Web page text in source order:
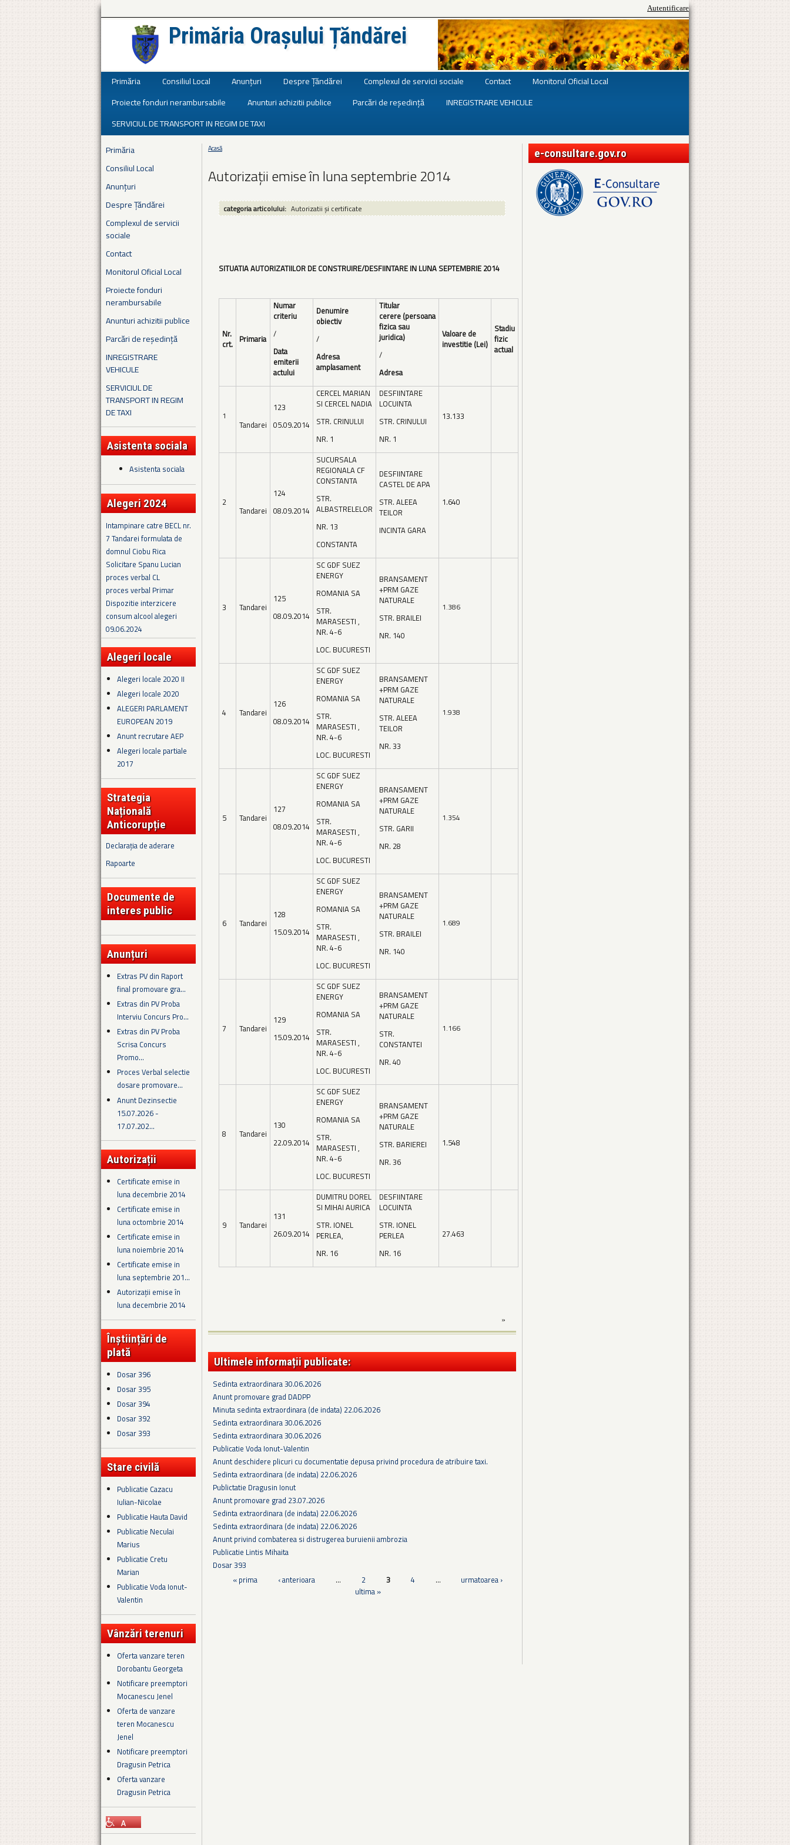
Autentificare
Primăria Orașului Țăndărei
Primăria Consiliul Local Anunțuri Despre Țăndărei Complexul de servicii sociale Contact
Monitorul Oficial Local
Proiecte fonduri nerambursabile
Anunturi achizitii publice Parcări de reședință
INREGISTRARE VEHICULE
SERVICIUL DE TRANSPORT IN REGIM DE TAXI
Primăria
Consiliul Local
Anunțuri
Despre Țăndărei
Complexul de servicii
sociale
Contact
Monitorul Oficial Local
Proiecte fonduri
nerambursabile
Anunturi achizitii publice
Parcări de reședință
INREGISTRARE
VEHICULE
SERVICIUL DE
TRANSPORT IN REGIM
DE TAXI
Asistenta sociala
Asistenta sociala
Alegeri 2024
Intampinare catre BECL nr.
7 Tandarei formulata de
domnul Ciobu Rica
Solicitare Spanu Lucian
proces verbal CL
proces verbal Primar
Dispozitie interzicere
consum alcool alegeri
09.06.2024
Alegeri locale
Alegeri locale 2020 II
Alegeri locale 2020
ALEGERI PARLAMENT
EUROPEAN 2019
Anunt recrutare AEP
Alegeri locale partiale
2017
Strategia
Națională
Anticorupție
Declarația de aderare
Rapoarte
Documente de
interes public
Anunțuri
Extras PV din Raport
final promovare gra...
Extras din PV Proba
Interviu Concurs Pro...
Extras din PV Proba
Scrisa Concurs
Promo...
Proces Verbal selectie
dosare promovare...
Anunt Dezinsectie
15.07.2026 -
17.07.202...
Autorizații
Certificate emise in
luna decembrie 2014
Certificate emise in
luna octombrie 2014
Certificate emise in
luna noiembrie 2014
Certificate emise in
luna septembrie 201...
Autorizații emise în
luna decembrie 2014
Înștiințări de
plată
Dosar 396
Dosar 395
Dosar 394
Dosar 392
Dosar 393
Stare civilă
Publicatie Cazacu
Iulian-Nicolae
Publicatie Hauta David
Publicatie Neculai
Marius
Publicatie Cretu
Marian
Publicatie Voda Ionut-
Valentin
Vânzări terenuri
Oferta vanzare teren
Dorobantu Georgeta
Notificare preemptori
Mocanescu Jenel
Oferta de vanzare
teren Mocanescu
Jenel
Notificare preemptori
Dragusin Petrica
Oferta vanzare
Dragusin Petrica
Eşti aici
Acasă
Autorizații emise în luna septembrie 2014
categoria articolului: Autorizatii și certificate
SITUATIA AUTORIZATIILOR DE CONSTRUIRE/DESFIINTARE IN LUNA SEPTEMBRIE 2014
Nr.
crt. Primaria
Numar
criteriu
/
Data
emiterii
actului
Denumire
obiectiv
/
Adresa
amplasament
Titular
cerere (persoana
fizica sau
juridica)
/
Adresa
Valoare de
investitie (Lei)
Stadiu
fizic
actual
1
Tandarei
123
05.09.2014
CERCEL MARIAN
SI CERCEL NADIA
STR. CRINULUI
NR. 1
DESFIINTARE
LOCUINTA
STR. CRINULUI
NR. 1
13.133
2
Tandarei
124
08.09.2014
SUCURSALA
REGIONALA CF
CONSTANTA
STR.
ALBASTRELELOR
NR. 13
CONSTANTA
DESFIINTARE
CASTEL DE APA
STR. ALEEA
TEILOR
INCINTA GARA
1.640
3 Tandarei
125
08.09.2014
SC GDF SUEZ
ENERGY
ROMANIA SA
STR.
MARASESTI ,
NR. 4-6
LOC. BUCURESTI
BRANSAMENT
+PRM GAZE
NATURALE
STR. BRAILEI
NR. 140
1.386
4 Tandarei
126
08.09.2014
SC GDF SUEZ
ENERGY
ROMANIA SA
STR.
MARASESTI ,
NR. 4-6
LOC. BUCURESTI
BRANSAMENT
+PRM GAZE
NATURALE
STR. ALEEA
TEILOR
NR. 33
1.938
5 Tandarei
127
08.09.2014
SC GDF SUEZ
ENERGY
ROMANIA SA
STR.
MARASESTI ,
NR. 4-6
LOC. BUCURESTI
BRANSAMENT
+PRM GAZE
NATURALE
STR. GARII
NR. 28
1.354
6 Tandarei
128
15.09.2014
SC GDF SUEZ
ENERGY
ROMANIA SA
STR.
MARASESTI ,
NR. 4-6
LOC. BUCURESTI
BRANSAMENT
+PRM GAZE
NATURALE
STR. BRAILEI
NR. 140
1.689
7 Tandarei
129
15.09.2014
SC GDF SUEZ
ENERGY
ROMANIA SA
STR.
MARASESTI ,
NR. 4-6
LOC. BUCURESTI
BRANSAMENT
+PRM GAZE
NATURALE
STR.
CONSTANTEI
NR. 40
1.166
8 Tandarei
130
22.09.2014
SC GDF SUEZ
ENERGY
ROMANIA SA
STR.
MARASESTI ,
NR. 4-6
LOC. BUCURESTI
BRANSAMENT
+PRM GAZE
NATURALE
STR. BARIEREI
NR. 36
1.548
9 Tandarei
131
26.09.2014
DUMITRU DOREL
SI MIHAI AURICA
STR. IONEL
PERLEA,
NR. 16
DESFIINTARE
LOCUINTA
STR. IONEL
PERLEA
NR. 16
27.463
»
Ultimele informații publicate:
Sedinta extraordinara 30.06.2026
Anunt promovare grad DADPP
Minuta sedinta extraordinara (de indata) 22.06.2026
Sedinta extraordinara 30.06.2026
Sedinta extraordinara 30.06.2026
Publicatie Voda Ionut-Valentin
Anunt deschidere plicuri cu documentatie depusa privind procedura de atribuire taxi.
Sedinta extraordinara (de indata) 22.06.2026
Publictatie Dragusin Ionut
Anunt promovare grad 23.07.2026
Sedinta extraordinara (de indata) 22.06.2026
Sedinta extraordinara (de indata) 22.06.2026
Anunt privind combaterea si distrugerea buruienii ambrozia
Publicatie Lintis Mihaita
Dosar 393
Pagini
« prima ‹ anterioara … 2 3 4 …
urmatoarea ›
ultima »
e-consultare.gov.ro